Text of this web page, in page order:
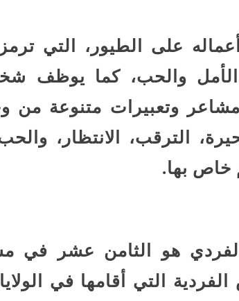
على الطيور، التي
الأمل والحب، كما يوظف
وتعبيرات متنوعة من
الترقب، الانتظار،
خاص بها.
هو الثامن عشر في
التي أقامها في